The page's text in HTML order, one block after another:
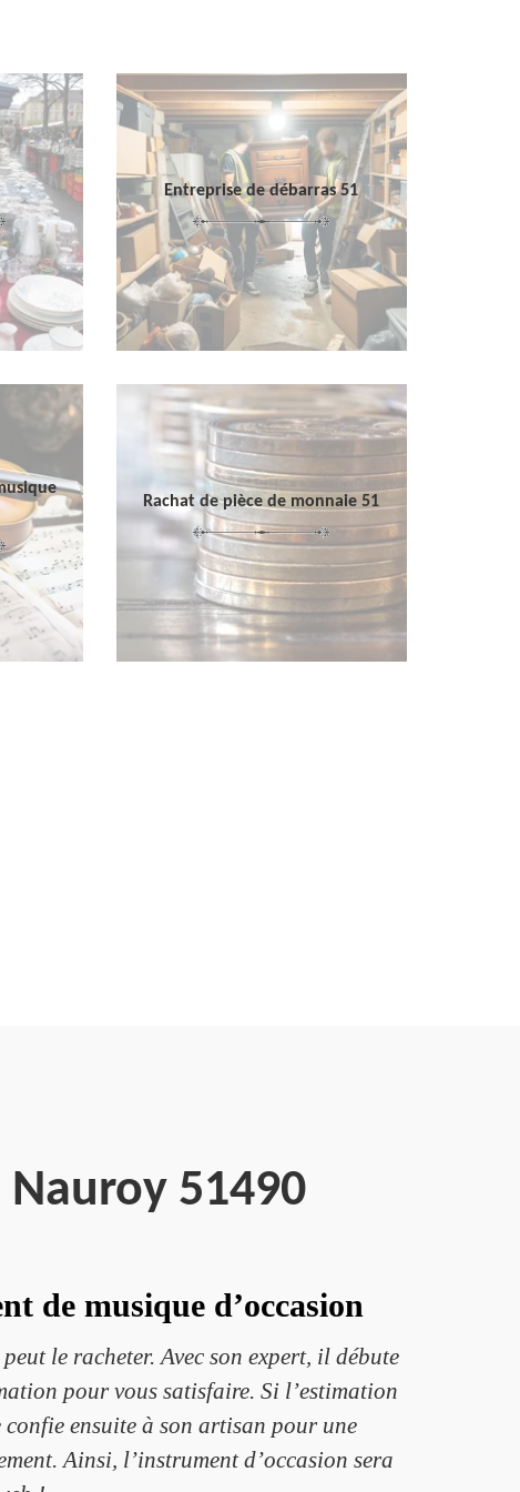
Entreprise de débarras 51
Rachat de pièce de monnaie 51
51490
de musique d’occasion
le racheter. Avec son expert, il débute
pour vous satisfaire. Si l’estimation
ensuite à son artisan pour une
Ainsi, l’instrument d’occasion sera